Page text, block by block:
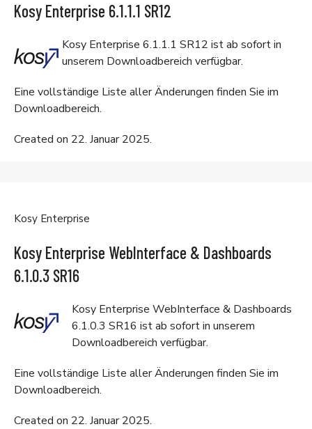
Kosy Enterprise 6.1.1.1 SR12
Kosy Enterprise 6.1.1.1 SR12 ist ab sofort in
unserem Downloadbereich verfügbar.
Eine vollständige Liste aller Änderungen finden Sie im
Downloadbereich.
Created on 22. Januar 2025.
Kosy Enterprise
Kosy Enterprise WebInterface & Dashboards
6.1.0.3 SR16
Kosy Enterprise WebInterface & Dashboards
6.1.0.3 SR16 ist ab sofort in unserem
Downloadbereich verfügbar.
Eine vollständige Liste aller Änderungen finden Sie im
Downloadbereich.
Created on 22. Januar 2025.